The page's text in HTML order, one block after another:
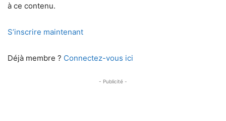
à ce contenu.
S’inscrire maintenant
Déjà membre ? Connectez-vous ici
- Publicité -